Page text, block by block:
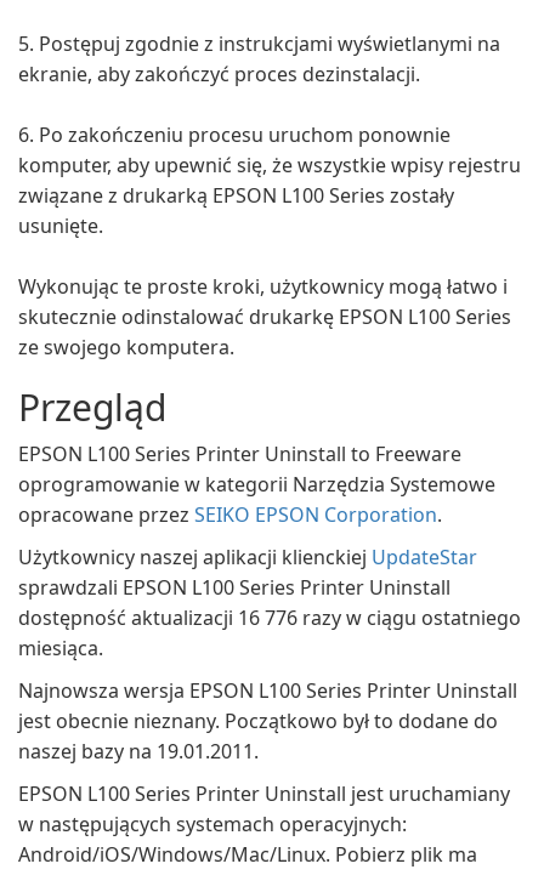
5. Postępuj zgodnie z instrukcjami wyświetlanymi na
ekranie, aby zakończyć proces dezinstalacji.
6. Po zakończeniu procesu uruchom ponownie
komputer, aby upewnić się, że wszystkie wpisy rejestru
związane z drukarką EPSON L100 Series zostały
usunięte.
Wykonując te proste kroki, użytkownicy mogą łatwo i
skutecznie odinstalować drukarkę EPSON L100 Series
ze swojego komputera.
Przegląd
EPSON L100 Series Printer Uninstall to Freeware
oprogramowanie w kategorii Narzędzia Systemowe
opracowane przez SEIKO EPSON Corporation.
Użytkownicy naszej aplikacji klienckiej UpdateStar
sprawdzali EPSON L100 Series Printer Uninstall
dostępność aktualizacji 16 776 razy w ciągu ostatniego
miesiąca.
Najnowsza wersja EPSON L100 Series Printer Uninstall
jest obecnie nieznany. Początkowo był to dodane do
naszej bazy na 19.01.2011.
EPSON L100 Series Printer Uninstall jest uruchamiany
w następujących systemach operacyjnych:
Android/iOS/Windows/Mac/Linux. Pobierz plik ma